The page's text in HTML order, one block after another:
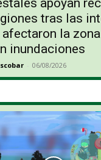
apoyan
tras las
la
inundaciones
- 06/08/2026